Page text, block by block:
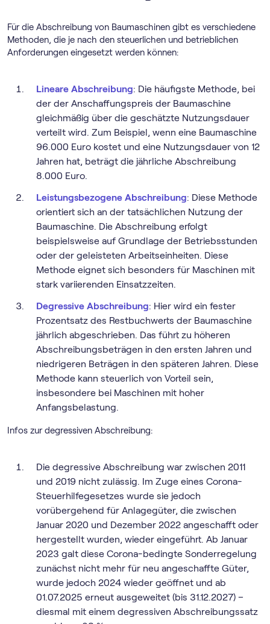
Für die Abschreibung von Baumaschinen gibt es verschiedene
Methoden, die je nach den steuerlichen und betrieblichen
Anforderungen eingesetzt werden können:
Lineare Abschreibung: Die häufigste Methode, bei
der der Anschaffungspreis der Baumaschine
gleichmäßig über die geschätzte Nutzungsdauer
verteilt wird. Zum Beispiel, wenn eine Baumaschine
96.000 Euro kostet und eine Nutzungsdauer von 12
Jahren hat, beträgt die jährliche Abschreibung
8.000 Euro.
Leistungsbezogene Abschreibung: Diese Methode
orientiert sich an der tatsächlichen Nutzung der
Baumaschine. Die Abschreibung erfolgt
beispielsweise auf Grundlage der Betriebsstunden
oder der geleisteten Arbeitseinheiten. Diese
Methode eignet sich besonders für Maschinen mit
stark variierenden Einsatzzeiten.
Degressive Abschreibung: Hier wird ein fester
Prozentsatz des Restbuchwerts der Baumaschine
jährlich abgeschrieben. Das führt zu höheren
Abschreibungsbeträgen in den ersten Jahren und
niedrigeren Beträgen in den späteren Jahren. Diese
Methode kann steuerlich von Vorteil sein,
insbesondere bei Maschinen mit hoher
Anfangsbelastung.
Infos zur degressiven Abschreibung:
Die degressive Abschreibung war zwischen 2011
und 2019 nicht zulässig. Im Zuge eines Corona-
Steuerhilfegesetzes wurde sie jedoch
vorübergehend für Anlagegüter, die zwischen
Januar 2020 und Dezember 2022 angeschafft oder
hergestellt wurden, wieder eingeführt. Ab Januar
2023 galt diese Corona-bedingte Sonderregelung
zunächst nicht mehr für neu angeschaffte Güter,
wurde jedoch 2024 wieder geöffnet und ab
01.07.2025 erneut ausgeweitet (bis 31.12.2027) –
diesmal mit einem degressiven Abschreibungssatz